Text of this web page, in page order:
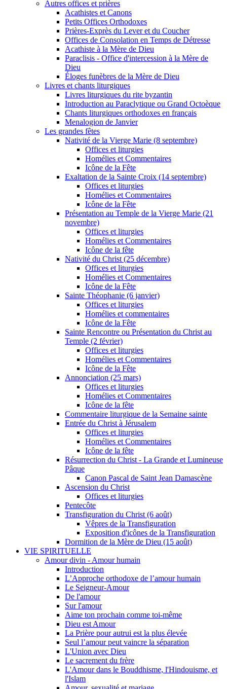
Autres offices et prières
Acathistes et Canons
Petits Offices Orthodoxes
Prières-Exprès du Lever et du Coucher
Offices de Consolation en Temps de Détresse
Acathiste à la Mère de Dieu
Paraclisis - Office d'intercession à la Mère de
Dieu
Éloges funèbres de la Mère de Dieu
Livres et chants liturgiques
Livres liturgiques du rite byzantin
Introduction au Paraclytique ou Grand Octoèque
Chants liturgiques orthodoxes en français
Menalogion de Janvier
Les grandes fêtes
Nativité de la Vierge Marie (8 septembre)
Offices et liturgies
Homélies et Commentaires
Icône de la Fête
Exaltation de la Sainte Croix (14 septembre)
Offices et liturgies
Homélies et Commentaires
Icône de la Fête
Présentation au Temple de la Vierge Marie (21
novembre)
Offices et liturgies
Homélies et Commentaires
Icône de la fête
Nativité du Christ (25 décembre)
Offices et liturgies
Homélies et Commentaires
Icône de la Fête
Sainte Théophanie (6 janvier)
Offices et liturgies
Homélies et commentaires
Icône de la Fête
Sainte Rencontre ou Présentation du Christ au
Temple (2 février)
Offices et liturgies
Homélies et Commentaires
Icône de la Fête
Annonciation (25 mars)
Offices et liturgies
Homélies et Commentaires
Icône de la fête
Commentaire liturgique de la Semaine sainte
Entrée du Christ à Jérusalem
Offices et liturgies
Homélies et Commentaires
Icône de la fête
Résurrection du Christ - La Grande et Lumineuse
Pâque
Canon Pascal de Saint Jean Damascène
Ascension du Christ
Offices et liturgies
Pentecôte
Transfiguration du Christ (6 août)
Vêpres de la Transfiguration
Exposition d'icônes de la Transfiguration
Dormition de la Mère de Dieu (15 août)
VIE SPIRITUELLE
Amour divin - Amour humain
Introduction
L’Approche orthodoxe de l’amour humain
Le Seigneur-Amour
De l'amour
Sur l'amour
Aime ton prochain comme toi-même
Dieu est Amour
La Prière pour autrui est la plus élevée
Seul l’amour peut vaincre la séparation
L'Union avec Dieu
Le sacrement du frère
L'Amour dans le Bouddhisme, l'Hindouisme, et
l'Islam